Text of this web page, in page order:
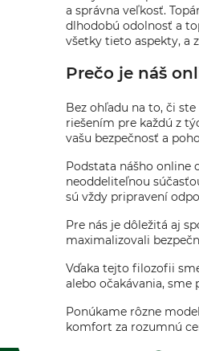
a správna veľkosť.
dlhodobú odolnosť a
všetky tieto aspekty, a
Prečo je náš
Bez ohľadu na to, či
riešením pre každú z
vašu bezpečnosť a
Podstata nášho online
neoddeliteľnou
sú vždy pripravení
Pre nás je dôležitá aj
maximalizovali
Vďaka tejto filozofii
alebo očakávania, sme
Ponúkame rôzne
komfort za rozumnú